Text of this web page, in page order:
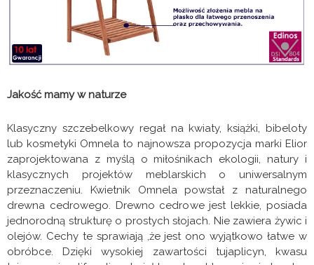
Jakość mamy w naturze
Klasyczny szczebelkowy regał na kwiaty, książki, bibeloty
lub kosmetyki Omnela to najnowsza propozycja marki Elior
zaprojektowana z myślą o miłośnikach ekologii, natury i
klasycznych projektów meblarskich o uniwersalnym
przeznaczeniu. Kwietnik Omnela powstał z naturalnego
drewna cedrowego. Drewno cedrowe jest lekkie, posiada
jednorodną strukturę o prostych słojach. Nie zawiera żywic i
olejów. Cechy te sprawiają ,że jest ono wyjątkowo łatwe w
obróbce. Dzięki wysokiej zawartości tujaplicyn, kwasu